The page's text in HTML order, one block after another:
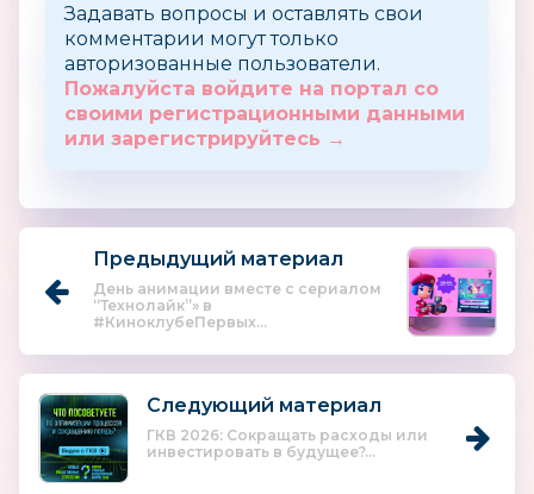
Задавать вопросы и оставлять свои
комментарии могут только
авторизованные пользователи.
Пожалуйста войдите на портал со
своими регистрационными данными
или зарегистрируйтесь →
Предыдущий материал
День анимации вместе с сериалом
“Технолайк”» в
#КиноклубеПервых...
Следующий материал
ГКВ 2026: Сокращать расходы или
инвестировать в будущее?...